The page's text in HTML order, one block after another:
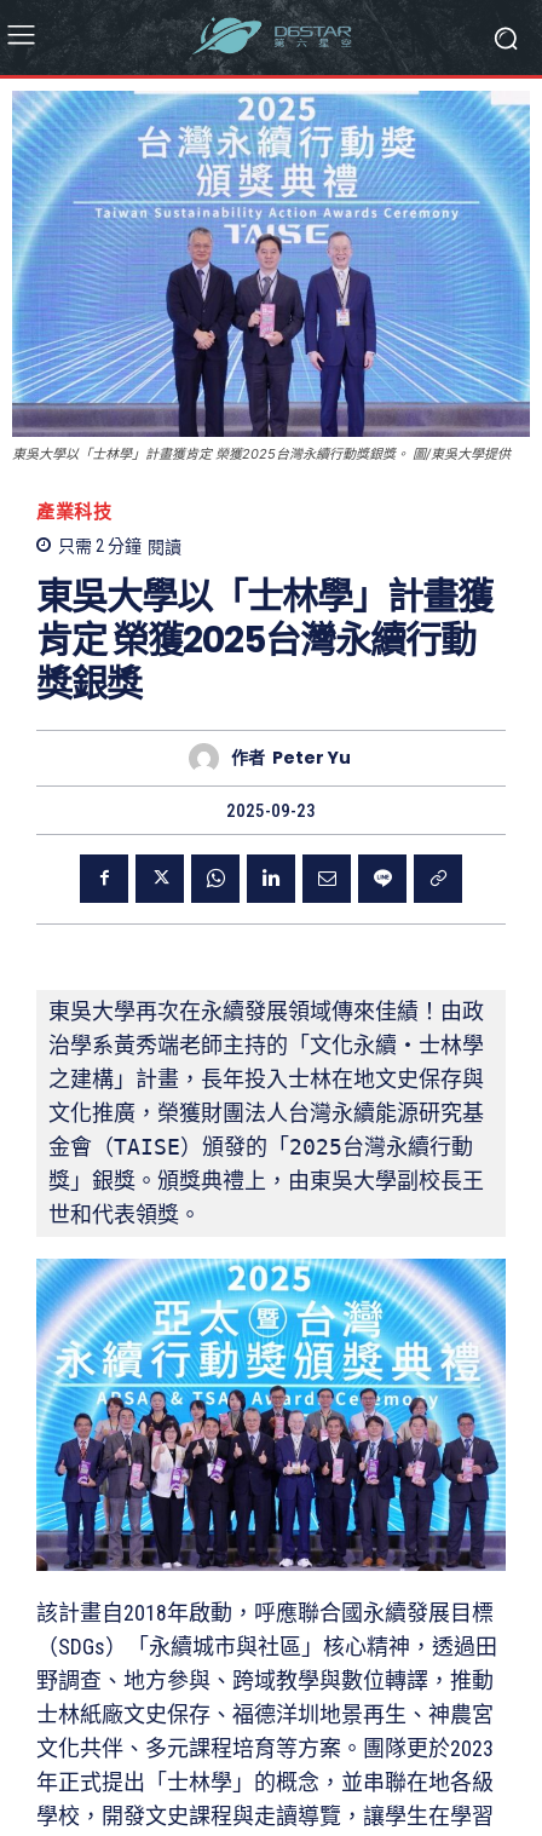
東吳大學以「士林學」計畫獲肯定 榮獲2025台灣永續行動獎銀獎。 圖/東吳大學提供
產業科技
只需 2分鐘 閱讀
東吳大學以「士林學」計畫獲
肯定 榮獲2025台灣永續行動
獎銀獎
作者 Peter Yu
2025-09-23
東吳大學再次在永續發展領域傳來佳績！由政
治學系黃秀端老師主持的「文化永續・士林學
之建構」計畫，長年投入士林在地文史保存與
文化推廣，榮獲財團法人台灣永續能源研究基
金會（TAISE）頒發的「2025台灣永續行動
獎」銀獎。頒獎典禮上，由東吳大學副校長王
世和代表領獎。
該計畫自2018年啟動，呼應聯合國永續發展目標
（SDGs）「永續城市與社區」核心精神，透過田
野調查、地方參與、跨域教學與數位轉譯，推動
士林紙廠文史保存、福德洋圳地景再生、神農宮
文化共伴、多元課程培育等方案。團隊更於2023
年正式提出「士林學」的概念，並串聯在地各級
學校，開發文史課程與走讀導覽，讓學生在學習